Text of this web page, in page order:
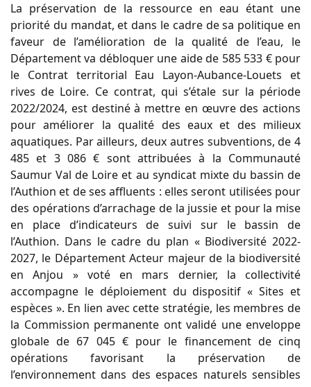
La préservation de la ressource en eau étant une
priorité du mandat, et dans le cadre de sa politique en
faveur de l’amélioration de la qualité de l’eau, le
Département va débloquer une aide de 585 533 € pour
le Contrat territorial Eau Layon-Aubance-Louets et
rives de Loire. Ce contrat, qui s’étale sur la période
2022/2024, est destiné à mettre en œuvre des actions
pour améliorer la qualité des eaux et des milieux
aquatiques. Par ailleurs, deux autres subventions, de 4
485 et 3 086 € sont attribuées à la Communauté
Saumur Val de Loire et au syndicat mixte du bassin de
l’Authion et de ses affluents : elles seront utilisées pour
des opérations d’arrachage de la jussie et pour la mise
en place d’indicateurs de suivi sur le bassin de
l’Authion. Dans le cadre du plan « Biodiversité 2022-
2027, le Département Acteur majeur de la biodiversité
en Anjou » voté en mars dernier, la collectivité
accompagne le déploiement du dispositif « Sites et
espèces ». En lien avec cette stratégie, les membres de
la Commission permanente ont validé une enveloppe
globale de 67 045 € pour le financement de cinq
opérations favorisant la préservation de
l’environnement dans des espaces naturels sensibles